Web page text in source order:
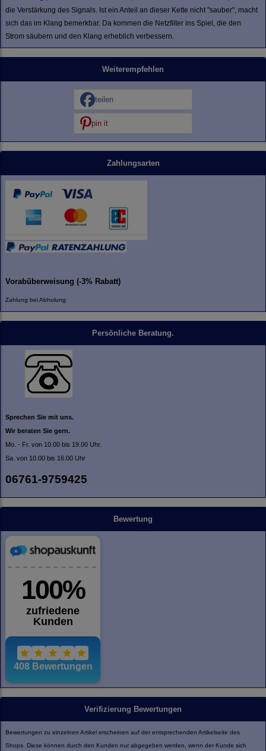
die Verstärkung des Signals. Ist ein Anteil an dieser Kette nicht "sauber", macht
sich das im Klang bemerkbar. Da kommen die Netzfilter ins Spiel, die den
Strom säubern und den Klang erheblich verbessern.
Weiterempfehlen
teilen
pin it
Zahlungsarten
Vorabüberweisung (-3% Rabatt)
Zahlung bei Abholung
Persönliche Beratung.
Sprechen Sie mit uns.
Wir beraten Sie gern.
Mo. - Fr. von 10.00 bis 19.00 Uhr.
Sa. von 10.00 bis 16.00 Uhr
06761-9759425
Bewertung
Verifizierung Bewertungen
Bewertungen zu einzelnen Artikel erscheinen auf der entsprechenden Artikelseite des
Shops. Diese können durch den Kunden nur abgegeben werden, wenn der Kunde sich